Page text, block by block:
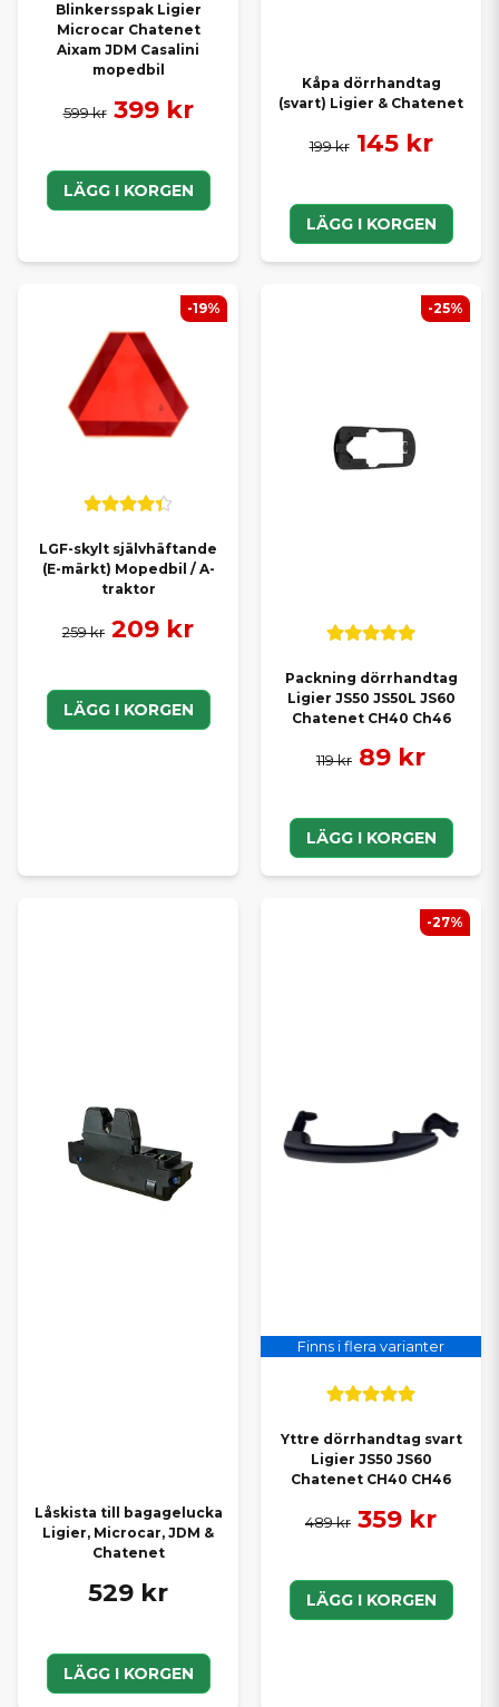
Blinkersspak Ligier
Microcar Chatenet
Aixam JDM Casalini
mopedbil
599 kr 399 kr
LÄGG I KORGEN
Kåpa dörrhandtag
(svart) Ligier & Chatenet
199 kr 145 kr
LÄGG I KORGEN
LGF-skylt självhäftande
(E-märkt) Mopedbil / A-
traktor
259 kr 209 kr
LÄGG I KORGEN
-19%
Packning dörrhandtag
Ligier JS50 JS50L JS60
Chatenet CH40 Ch46
119 kr 89 kr
LÄGG I KORGEN
-25%
Låskista till bagagelucka
Ligier, Microcar, JDM &
Chatenet
529 kr
LÄGG I KORGEN
Finns i flera varianter
Yttre dörrhandtag svart
Ligier JS50 JS60
Chatenet CH40 CH46
489 kr 359 kr
LÄGG I KORGEN
-27%